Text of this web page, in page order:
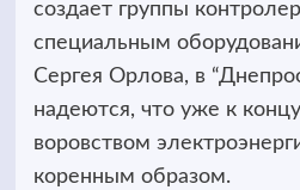
создает группы
специальным
Сергея Орлова, в
надеются, что уже к
воровством
коренным образом.